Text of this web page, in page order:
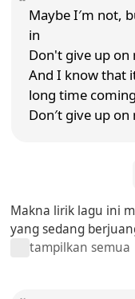
Maybe I′m not,
in
Don't give up on
And I know that
long time coming
Don′t give up
Makna lirik lagu ini
yang sedang
tampilkan semua